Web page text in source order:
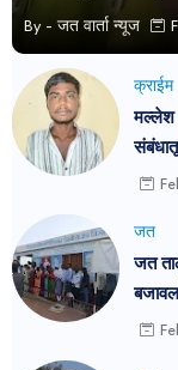
By - जत वार्ता न्यूज
क्राईम
मल्लेश
जत
जत